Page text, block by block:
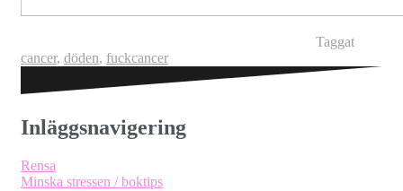
Taggat
cancer, döden, fuckcancer
Inläggsnavigering
Rensa
Minska stressen / boktips